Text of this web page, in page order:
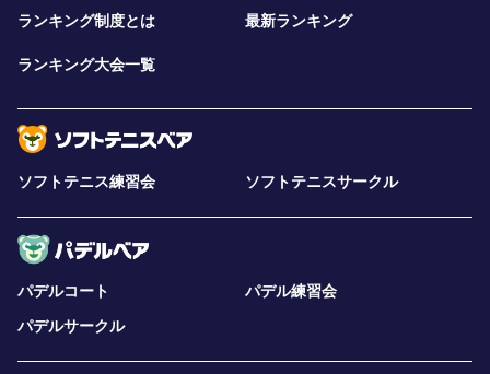
ランキング制度とは 最新ランキング
ランキング大会一覧
ソフトテニス練習会 ソフトテニスサークル
パデルコート
パデル練習会
パデルサークル